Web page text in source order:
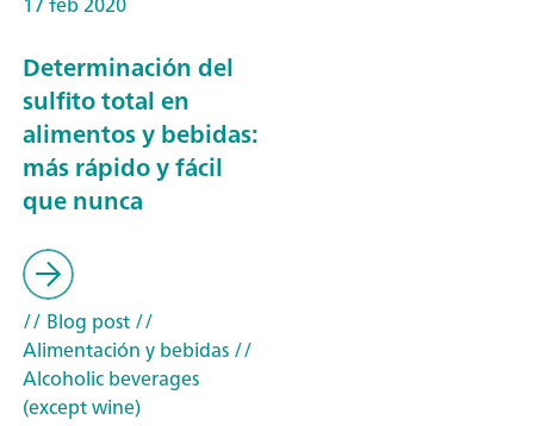
Determinación del
sulfito total en
alimentos y bebidas:
más rápido y fácil
que nunca
// Blog post//
Alimentación y bebidas//
Alcoholic beverages
(except wine)